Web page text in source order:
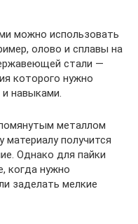
можно использовать
олово и сплавы на
стали —
которого нужно
навыками.
металлом
материалу получится
Однако для пайки
когда нужно
заделать мелкие